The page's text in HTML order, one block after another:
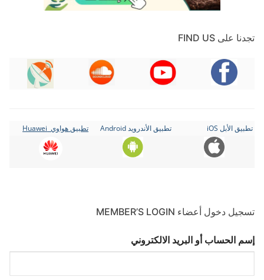
تجدنا على FIND US
تطبيق الأبل iOS تطبيق الأندرويد Android تطبيق هواوي Huawei
تسجيل دخول أعضاء MEMBER’S LOGIN
إسم الحساب أو البريد الالكتروني